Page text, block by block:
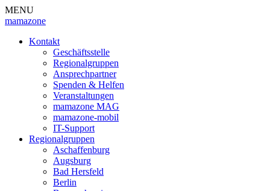
MENU
mamazone
Kontakt
Geschäftsstelle
Regionalgruppen
Ansprechpartner
Spenden & Helfen
Veranstaltungen
mamazone MAG
mamazone-mobil
IT-Support
Regionalgruppen
Aschaffenburg
Augsburg
Bad Hersfeld
Berlin